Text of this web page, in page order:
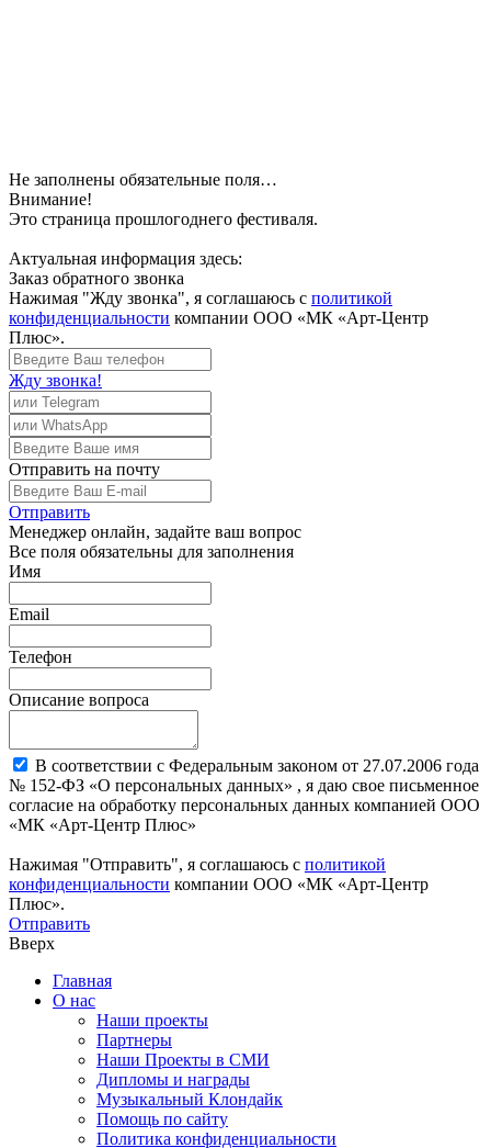
Не заполнены обязательные поля…
Внимание!
Это страница прошлогоднего фестиваля.
Актуальная информация здесь:
Заказ обратного звонка
Нажимая "Жду звонка", я соглашаюсь с политикой
конфиденциальности компании ООО «МК «Арт-Центр
Плюс».
Жду звонка!
Отправить на почту
Отправить
Менеджер онлайн, задайте ваш вопрос
Все поля обязательны для заполнения
Имя
Email
Телефон
Описание вопроса
В соответствии с Федеральным законом от 27.07.2006 года
№ 152-ФЗ «О персональных данных» , я даю свое письменное
согласие на обработку персональных данных компанией ООО
«МК «Арт-Центр Плюс»
Нажимая "Отправить", я соглашаюсь с политикой
конфиденциальности компании ООО «МК «Арт-Центр
Плюс».
Отправить
Вверх
Главная
О нас
Наши проекты
Партнеры
Наши Проекты в СМИ
Дипломы и награды
Музыкальный Клондайк
Помощь по сайту
Политика конфиденциальности